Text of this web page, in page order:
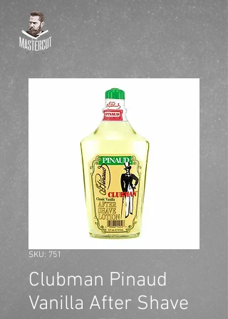
SKU: 751
Clubman Pinaud
Vanilla After Shave